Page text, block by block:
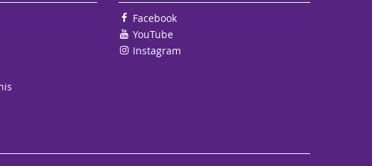
Facebook
YouTube
Instagram